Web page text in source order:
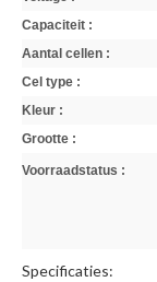
Capaciteit :
Aantal cellen :
Cel type :
Kleur :
Grootte :
Voorraadstatus :
Specificaties: